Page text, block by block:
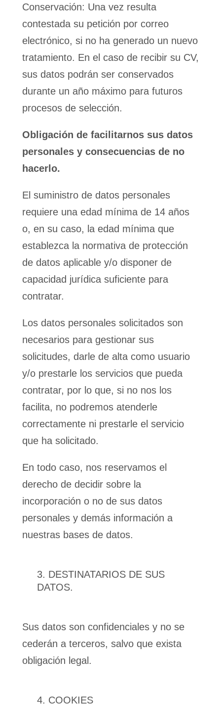
Conservación: Una vez resulta
contestada su petición por correo
electrónico, si no ha generado un nuevo
tratamiento. En el caso de recibir su CV,
sus datos podrán ser conservados
durante un año máximo para futuros
procesos de selección.
Obligación de facilitarnos sus datos
personales y consecuencias de no
hacerlo.
El suministro de datos personales
requiere una edad mínima de 14 años
o, en su caso, la edad mínima que
establezca la normativa de protección
de datos aplicable y/o disponer de
capacidad jurídica suficiente para
contratar.
Los datos personales solicitados son
necesarios para gestionar sus
solicitudes, darle de alta como usuario
y/o prestarle los servicios que pueda
contratar, por lo que, si no nos los
facilita, no podremos atenderle
correctamente ni prestarle el servicio
que ha solicitado.
En todo caso, nos reservamos el
derecho de decidir sobre la
incorporación o no de sus datos
personales y demás información a
nuestras bases de datos.
DESTINATARIOS DE SUS
DATOS.
Sus datos son confidenciales y no se
cederán a terceros, salvo que exista
obligación legal.
COOKIES